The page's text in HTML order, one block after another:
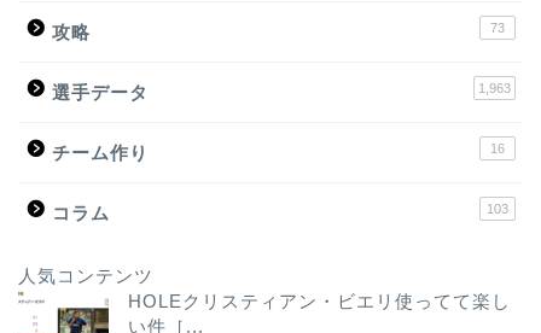
攻略 73
選手データ 1,963
チーム作り 16
コラム 103
人気コンテンツ
HOLEクリスティアン・ビエリ使ってて楽し
い件［...